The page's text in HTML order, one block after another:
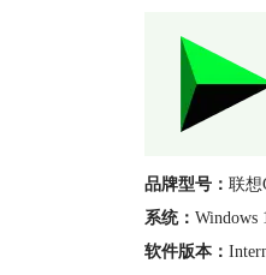
品牌型号： 联想
系统： Windows
软件版本：